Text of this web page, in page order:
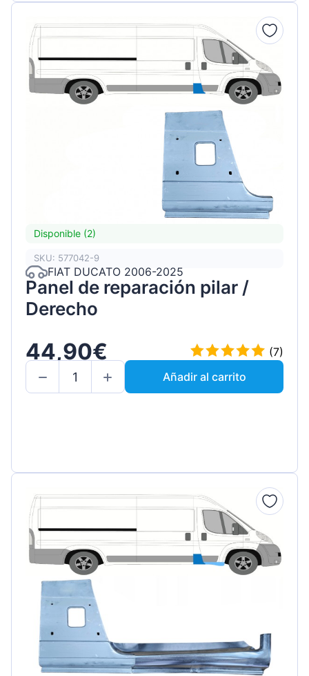
Disponible (2)
SKU: 577042-9
FIAT DUCATO 2006-2025
Panel de reparación pilar /
Derecho
44,90€
(7)
Añadir al carrito